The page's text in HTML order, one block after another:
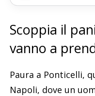
Scoppia il
vanno a
Paura a Ponticelli,
Napoli, dove un